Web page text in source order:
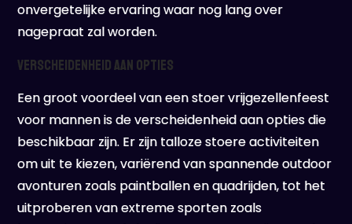
onvergetelijke ervaring waar nog lang over
nagepraat zal worden.
Verscheidenheid aan opties
Een groot voordeel van een stoer vrijgezellenfeest
voor mannen is de verscheidenheid aan opties die
beschikbaar zijn. Er zijn talloze stoere activiteiten
om uit te kiezen, variërend van spannende outdoor
avonturen zoals paintballen en quadrijden, tot het
uitproberen van extreme sporten zoals